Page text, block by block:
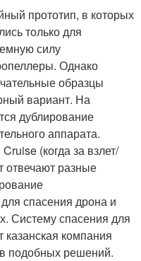
прототип, в которых
только для
силу
Однако
образцы
вариант. На
дублирование
аппарата.
(когда за взлет/
отвечают разные
спасения дрона и
Систему спасения для
казанская компания
подобных решений.